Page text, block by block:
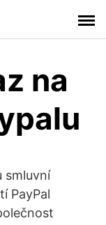
na
smluvní
PayPal